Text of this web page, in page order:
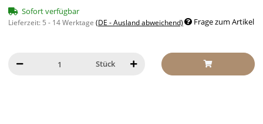
Sofort verfügbar
Lieferzeit: 5 - 14 Werktage (DE - Ausland abweichend) Frage zum Artikel
Stück